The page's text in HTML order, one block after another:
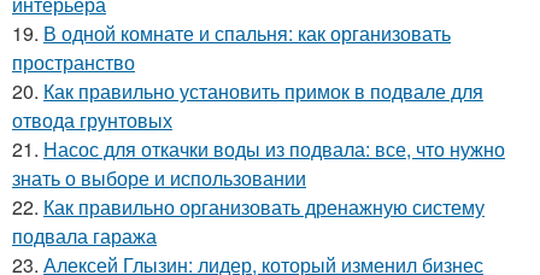
19. В одной комнате и спальня: как организовать
пространство
20. Как правильно установить примок в подвале для
отвода грунтовых
21. Насос для откачки воды из подвала: все, что нужно
знать о выборе и использовании
22. Как правильно организовать дренажную систему
подвала гаража
23. Алексей Глызин: лидер, который изменил бизнес